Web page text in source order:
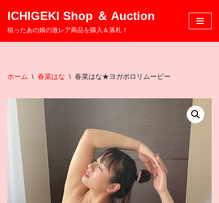
コ
ツ
ICHIGEKI Shop ＆ Auction
狙ったあの娘の激レア商品を購入＆落札！
ホーム \ 春菜はな \ 春菜はな★ヨガポロリムービー